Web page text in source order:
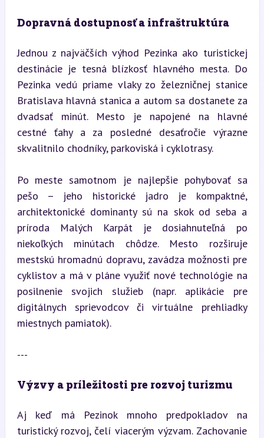
Dopravná dostupnosť a infraštruktúra
Jednou z najväčších výhod Pezinka ako turistickej
destinácie je tesná blízkosť hlavného mesta. Do
Pezinka vedú priame vlaky zo železničnej stanice
Bratislava hlavná stanica a autom sa dostanete za
dvadsať minút. Mesto je napojené na hlavné
cestné ťahy a za posledné desaťročie výrazne
skvalitnilo chodníky, parkoviská i cyklotrasy.
Po meste samotnom je najlepšie pohybovať sa
pešo – jeho historické jadro je kompaktné,
architektonické dominanty sú na skok od seba a
príroda Malých Karpát je dosiahnuteľná po
niekoľkých minútach chôdze. Mesto rozširuje
mestskú hromadnú dopravu, zavádza možnosti pre
cyklistov a má v pláne využiť nové technológie na
posilnenie svojich služieb (napr. aplikácie pre
digitálnych sprievodcov či virtuálne prehliadky
miestnych pamiatok).
---
Výzvy a príležitosti pre rozvoj turizmu
Aj keď má Pezinok mnoho predpokladov na
turistický rozvoj, čelí viacerým výzvam. Zachovanie